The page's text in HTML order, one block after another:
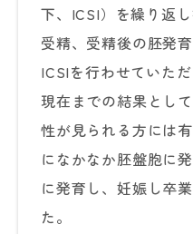
下、ICSI）を繰り返
受精、受精後の胚発
ICSIを行わせていただ
現在までの結果とし
性が見られる方には
になかなか胚盤胞に
に発育し、妊娠し卒
た。